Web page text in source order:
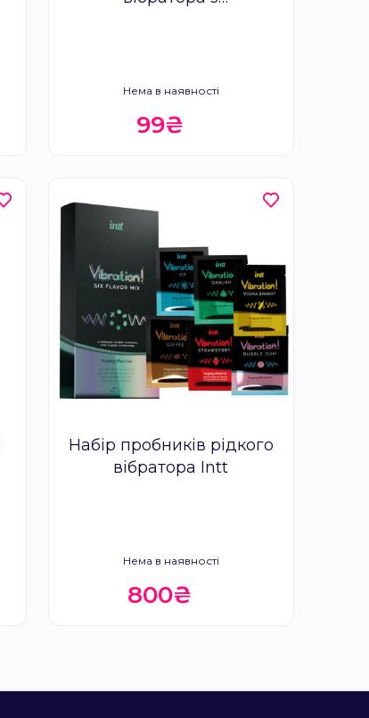
Нема в наявності
99₴
Набір пробників рідкого
вібратора Intt
Нема в наявності
800₴